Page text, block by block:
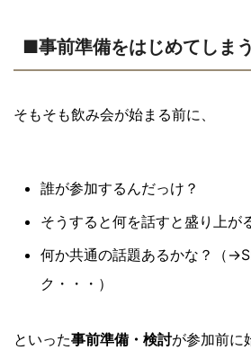
■事前準備をはじめてしまう
そもそも飲み会が始まる前に、
誰が参加するんだっけ？
そうすると何を話すと盛り上が
何か共通の話題あるかな？（
ク・・・）
といった事前準備・検討が参加前に